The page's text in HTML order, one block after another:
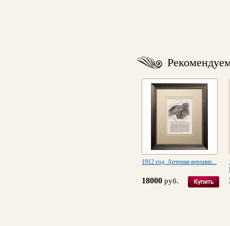
1912 год. Артерии верхних...
18000 руб.